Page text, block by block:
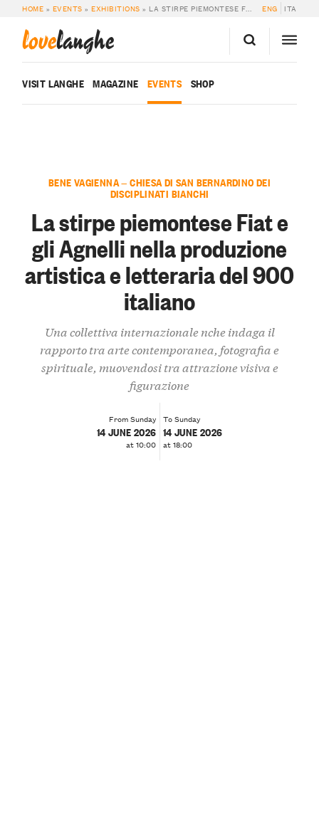
HOME » EVENTS »EXHIBITIONS » LA STIRPE PIEMONTESE FIAT E GLI AGNELLI NELLA PRODUZIONE ARTISTICA E LETTERARIA DEL 900 ITALIANO ENG ITA
lovelanghe
VISIT LANGHE MAGAZINE EVENTS SHOP
BENE VAGIENNA — CHIESA DI SAN BERNARDINO DEI
DISCIPLINATI BIANCHI
La stirpe piemontese Fiat e
gli Agnelli nella produzione
artistica e letteraria del 900
italiano
Una collettiva internazionale nche indaga il
rapporto tra arte contemporanea, fotografia e
spirituale, muovendosi tra attrazione visiva e
figurazione
From Sunday
14 JUNE 2026
at 10:00
To Sunday
14 JUNE 2026
at 18:00